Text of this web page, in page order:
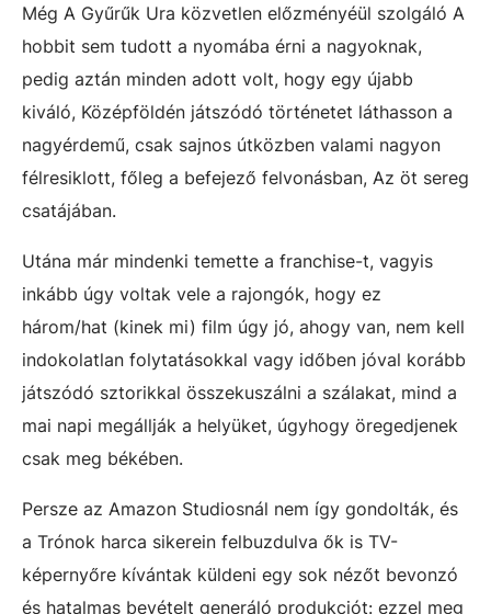
Még A Gyűrűk Ura közvetlen előzményéül szolgáló A
hobbit sem tudott a nyomába érni a nagyoknak,
pedig aztán minden adott volt, hogy egy újabb
kiváló, Középföldén játszódó történetet láthasson a
nagyérdemű, csak sajnos útközben valami nagyon
félresiklott, főleg a befejező felvonásban, Az öt sereg
csatájában.
Utána már mindenki temette a franchise-t, vagyis
inkább úgy voltak vele a rajongók, hogy ez
három/hat (kinek mi) film úgy jó, ahogy van, nem kell
indokolatlan folytatásokkal vagy időben jóval korább
játszódó sztorikkal összekuszálni a szálakat, mind a
mai napi megállják a helyüket, úgyhogy öregedjenek
csak meg békében.
Persze az Amazon Studiosnál nem így gondolták, és
a Trónok harca sikerein felbuzdulva ők is TV-
képernyőre kívántak küldeni egy sok nézőt bevonzó
és hatalmas bevételt generáló produkciót: ezzel meg